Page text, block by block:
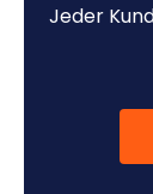
Jeder